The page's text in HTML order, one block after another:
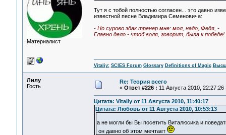
Материалист
Тут я с тобой полностью согласен... это давно
известной песне Владимира Семеновича:
- Но сурово эдак тренер мне: мол, надо, Федя, -
Главно дело - чтоб воля, говорит, была к победе!
Vitaliy: SCIES Forum Glossary Definitions of Magic
Лилу
Гость
Re: Теория всего
« Ответ #226 : 11 Августа 2010, 22:27:26
Цитата: Vitaliy от 11 Августа 2010, 11:40:17
Цитата: Любовь от 11 Августа 2010, 10:53:13
а не могли бы Вы посетить Виталюсика и
он давно об этом мечтает